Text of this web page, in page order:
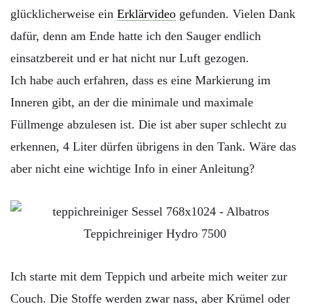
glücklicherweise ein Erklärvideo gefunden. Vielen Dank
dafür, denn am Ende hatte ich den Sauger endlich
einsatzbereit und er hat nicht nur Luft gezogen.
Ich habe auch erfahren, dass es eine Markierung im
Inneren gibt, an der die minimale und maximale
Füllmenge abzulesen ist. Die ist aber super schlecht zu
erkennen, 4 Liter dürfen übrigens in den Tank. Wäre das
aber nicht eine wichtige Info in einer Anleitung?
Ich starte mit dem Teppich und arbeite mich weiter zur
Couch. Die Stoffe werden zwar nass, aber Krümel oder